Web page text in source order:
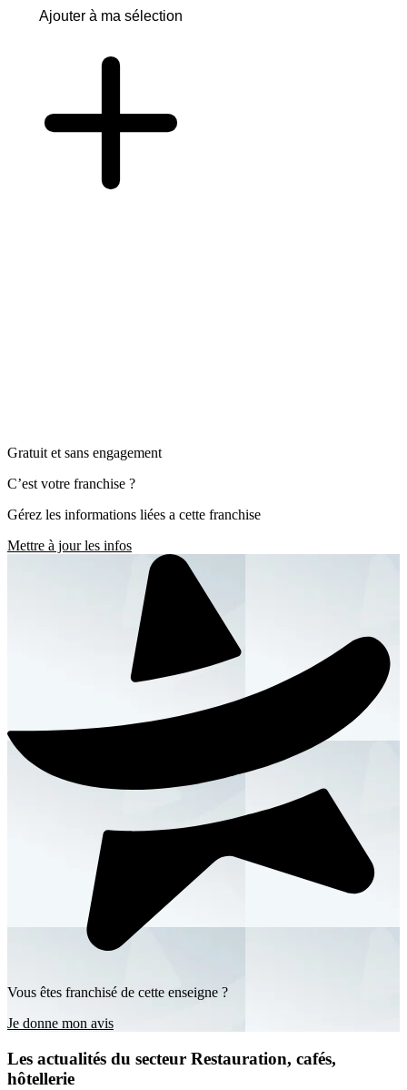
Ajouter à ma sélection
Gratuit et sans engagement
C’est votre franchise ?
Gérez les informations liées a cette franchise
Mettre à jour les infos
Vous êtes franchisé de cette enseigne ?
Je donne mon avis
Les actualités du secteur Restauration, cafés,
hôtellerie